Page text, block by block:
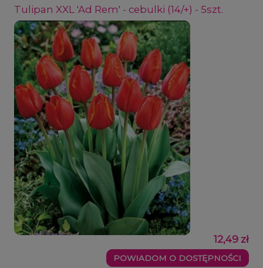
Tulipan XXL 'Ad Rem' - cebulki (14/+) - 5szt.
12,49 zł
POWIADOM O DOSTĘPNOŚCI